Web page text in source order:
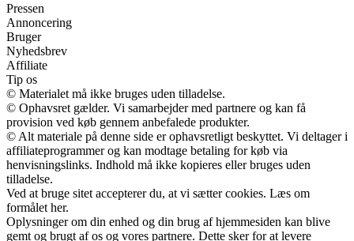
Pressen
Annoncering
Bruger
Nyhedsbrev
Affiliate
Tip os
© Materialet må ikke bruges uden tilladelse.
© Ophavsret gælder. Vi samarbejder med partnere og kan få
provision ved køb gennem anbefalede produkter.
© Alt materiale på denne side er ophavsretligt beskyttet. Vi deltager i
affiliateprogrammer og kan modtage betaling for køb via
henvisningslinks. Indhold må ikke kopieres eller bruges uden
tilladelse.
Ved at bruge sitet accepterer du, at vi sætter cookies. Læs om
formålet her.
Oplysninger om din enhed og din brug af hjemmesiden kan blive
gemt og brugt af os og vores partnere. Dette sker for at levere